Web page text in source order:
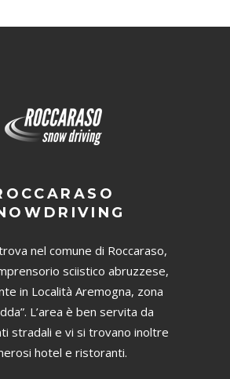
nel comune di Roccaraso,
sciistico abruzzese,
in Località Aremogna, zona
L’area è ben servita da
stradali e vi si trovano inoltre
hotel e ristoranti.